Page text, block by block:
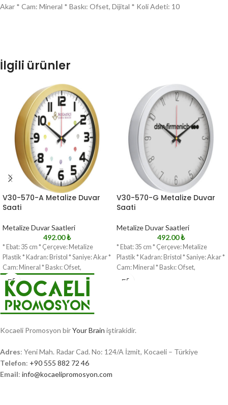
Akar * Cam: Mineral * Baskı: Ofset, Dijital * Koli Adeti: 10
İlgili ürünler
V30-570-A Metalize Duvar
Saati
Metalize Duvar Saatleri
492.00₺
* Ebat: 35 cm * Çerçeve: Metalize
Plastik * Kadran: Bristol * Saniye: Akar *
Cam: Mineral * Baskı: Ofset,
V30-570-G Metalize Duvar
Saati
Metalize Duvar Saatleri
492.00₺
* Ebat: 35 cm * Çerçeve: Metalize
Plastik * Kadran: Bristol * Saniye: Akar *
Cam: Mineral * Baskı: Ofset,
Kocaeli Promosyon birYour Brain iştirakidir.
Adres: Yeni Mah. Radar Cad. No: 124/A İzmit, Kocaeli – Türkiye
Telefon: +90 555 882 72 46
Email: info@kocaelipromosyon.com